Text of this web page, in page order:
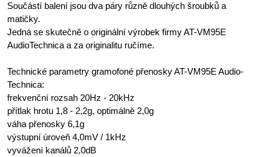
Součástí balení jsou dva páry různě dlouhých šroubků a
matičky.
Jedná se skutečně o originální výrobek firmy AT-VM95E
AudioTechnica a za originalitu ručíme.
Technické parametry gramofoné přenosky AT-VM95E Audio-
Technica:
frekvenční rozsah 20Hz - 20kHz
přítlak hrotu 1,8 - 2,2g, optimálně 2,0g
váha přenosky 6,1g
výstupní úroveň 4,0mV / 1kHz
vyvážení kanálů 2,0dB